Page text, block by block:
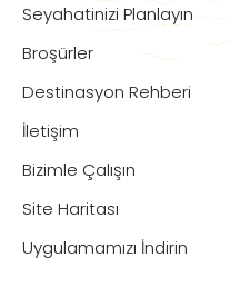
Seyahatinizi Planlayın
Broşürler
Destinasyon Rehberi
İletişim
Bizimle Çalışın
Site Haritası
Uygulamamızı İndirin